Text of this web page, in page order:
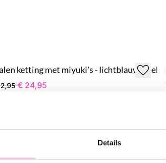
Details
ketting met miyuki's - lichtblauw/geel
€ 24,95